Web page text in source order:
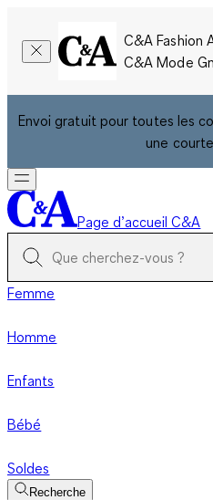
C&A Fashion
C&A Mode
Envoi gratuit pour toutes les
une
Page d’accueil C&A
Femme
Homme
Enfants
Bébé
Soldes
Recherche